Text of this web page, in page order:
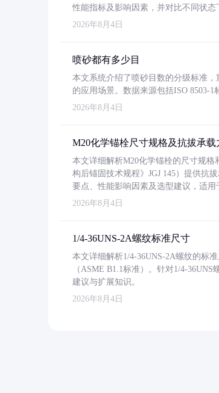
性能指标及影响因素，并对比不同状态
2026年8月4日
喷砂都有多少目
本文系统介绍了喷砂目数的分级标准，
的应用场景。数据来源包括ISO 8503-
2026年8月4日
M20化学锚栓尺寸规格及抗拔承载
本文详细解析M20化学锚栓的尺寸规
构后锚固技术规程》JGJ 145）提供抗
要点、性能影响因素及选型建议，适用
2026年8月4日
1/4-36UNS-2A螺纹标准尺寸
本文详细解析1/4-36UNS-2A螺纹的标
（ASME B1.1标准）。针对1/4-
建议与扩展知识。
2026年8月4日